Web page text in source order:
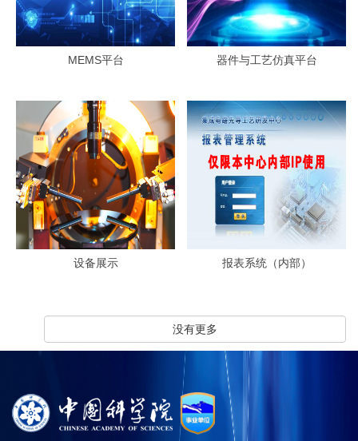
MEMS平台 器件与工艺仿真平台
设备展示 报表系统（内部）
没有更多